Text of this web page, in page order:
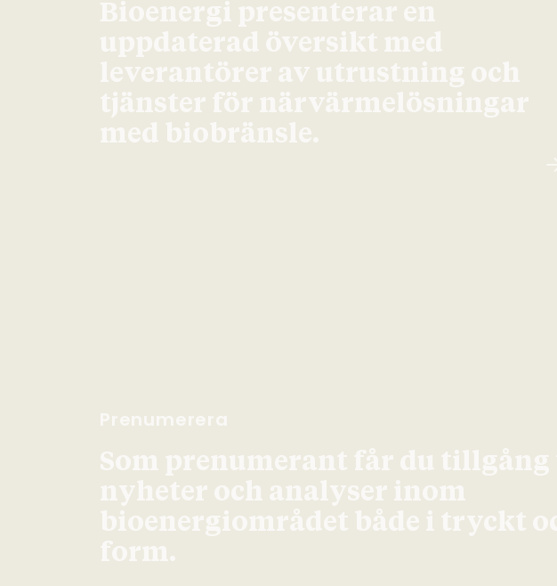
Bioenergi presenterar en
uppdaterad översikt med
leverantörer av utrustning och
tjänster för närvärmelösningar
med biobränsle.
Prenumerera
Som prenumerant får du
nyheter och analyser inom
bioenergiområdet både i tryckt
form.